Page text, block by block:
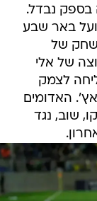
בספק נבדל.
באר שבע
של
של אלי
לצמק
האדומים
שוב, נגד